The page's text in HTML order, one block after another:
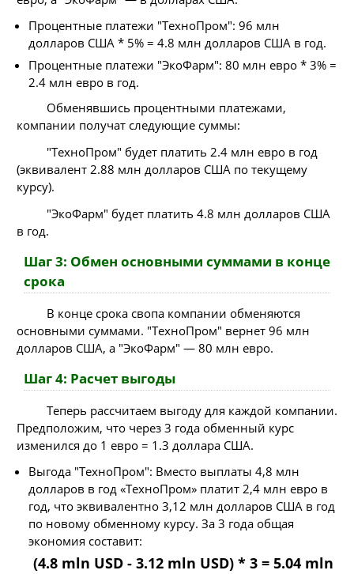
Процентные платежи "ТехноПром": 96 млн
долларов США * 5% = 4.8 млн долларов США в год.
Процентные платежи "ЭкоФарм": 80 млн евро * 3% =
2.4 млн евро в год.
Обменявшись процентными платежами,
компании получат следующие суммы:
"ТехноПром" будет платить 2.4 млн евро в год
(эквивалент 2.88 млн долларов США по текущему
курсу).
"ЭкоФарм" будет платить 4.8 млн долларов США
в год.
Шаг 3: Обмен основными суммами в конце
срока
В конце срока свопа компании обменяются
основными суммами. "ТехноПром" вернет 96 млн
долларов США, а "ЭкоФарм" — 80 млн евро.
Шаг 4: Расчет выгоды
Теперь рассчитаем выгоду для каждой компании.
Предположим, что через 3 года обменный курс
изменился до 1 евро = 1.3 доллара США.
Выгода "ТехноПром": Вместо выплаты 4,8 млн
долларов в год «ТехноПром» платит 2,4 млн евро в
год, что эквивалентно 3,12 млн долларов США в год
по новому обменному курсу. За 3 года общая
экономия составит:
(4.8 mln USD - 3.12 mln USD) * 3 = 5.04 mln